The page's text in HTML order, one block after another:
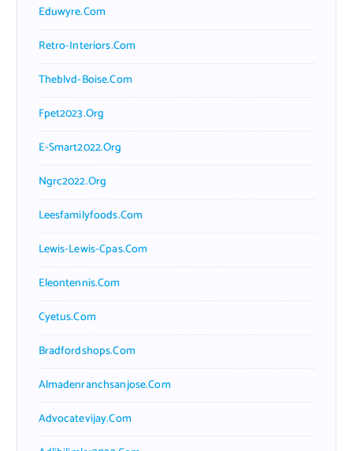
Eduwyre.com
Retro-Interiors.com
Theblvd-Boise.com
Fpet2023.org
E-Smart2022.org
Ngrc2022.org
Leesfamilyfoods.com
Lewis-Lewis-Cpas.com
Eleontennis.com
Cyetus.com
Bradfordshops.com
Almadenranchsanjose.com
Advocatevijay.com